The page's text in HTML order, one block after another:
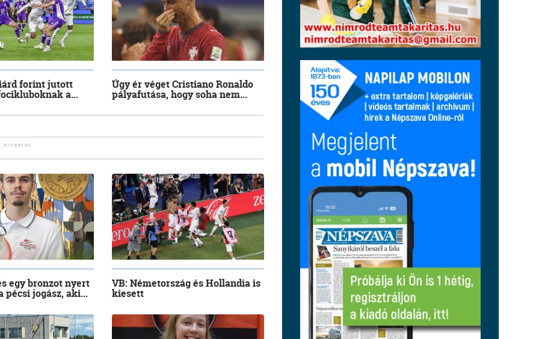
forint jutott
a...
Úgy ér véget Cristiano Ronaldo
pályafutása, hogy soha nem...
egy bronzot nyert
pécsi jogász, aki...
VB: Németország és Hollandia is
kiesett
Magyar Péter: péntektől nincs
szükség az önkéntes
fogyasztáscsökkentésre
Régió
Tragikus tűzeset történt Cserkúton,
egy holttestet is találtak
Közélet
Gyulának: a Szerencsejáték Zrt.
szerződést bontott, a honvédelmi
miniszter feljelentést tett
Közélet
Közelebb kerültek az uniós árakhoz
és bérekhez a magyarok, de a régió
továbbra is előttünk jár
Sport
A sport sem maradhat ki, spórolnak
az energiával a pécsi egyesületek